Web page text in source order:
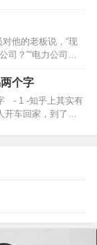
理你的四象限：重
重要不紧急3.专注
休息，养…
有任何一个小妙
程的核心就是：
张空白的日程表，
的事项是固定的，
了。因此，我们处
有空白的地方，
之后，你面前有
图，让人无从下
他的老板说，“现
司？”“电力公司、
能代表白领们的心
了一大年了，加薪
个字
- 1 -知乎上其实有
开车回家，到了楼
个人在车上想静
。 有个女生告诉
难过了不怕没去
可以撑半年，然后